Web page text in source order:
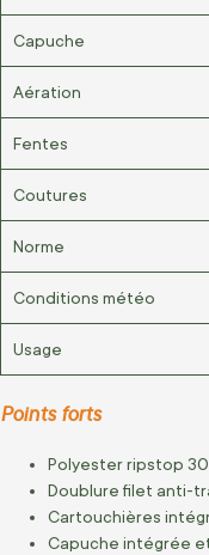
Capuche
Aération
Fentes
Coutures
Norme
Conditions météo
Usage
Points forts
Polyester ripstop
Doublure filet anti-
Cartouchières
Capuche intégrée